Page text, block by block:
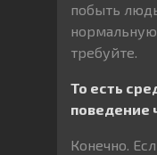
побыть
требуйте.
То есть
поведение
Конечно.